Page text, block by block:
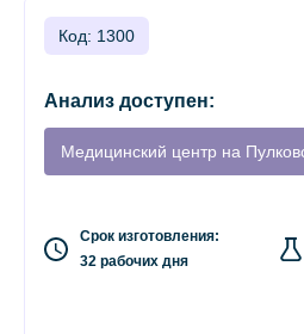
Код: 1300
Анализ доступен:
Медицинский центр на
Срок изготовления:
32 рабочих дня